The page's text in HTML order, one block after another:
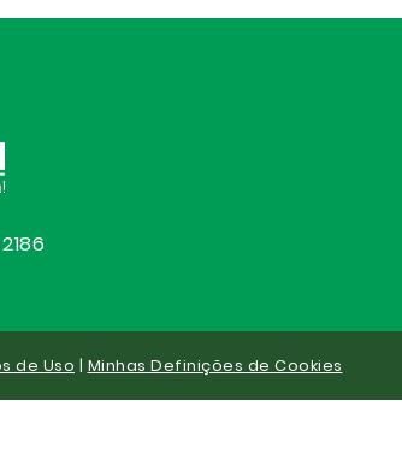
de Uso | Minhas Definições de Cookies